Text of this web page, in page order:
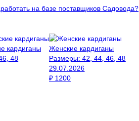
на базе поставщиков Садовода?
кардиганы
48
Женские кардиганы
Размеры: 42, 44, 46, 48
29.07.2026
₽ 1200